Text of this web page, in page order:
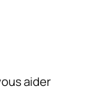
aider